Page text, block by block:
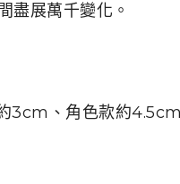
盡展萬千變化。
3cm、角色款約